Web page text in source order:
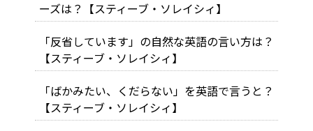
ーズは？【スティーブ・ソレイシィ】
「反省しています」の自然な英語の言い方は？
【スティーブ・ソレイシィ】
「ばかみたい、くだらない」を英語で言うと？
【スティーブ・ソレイシィ】